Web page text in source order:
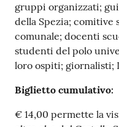
Seguici
su
gruppi organizzati;
della Spezia; comitive
comunale; docenti
studenti del polo
loro ospiti; giornalisti;
Biglietto cumulativo:
€ 14,00 permette la